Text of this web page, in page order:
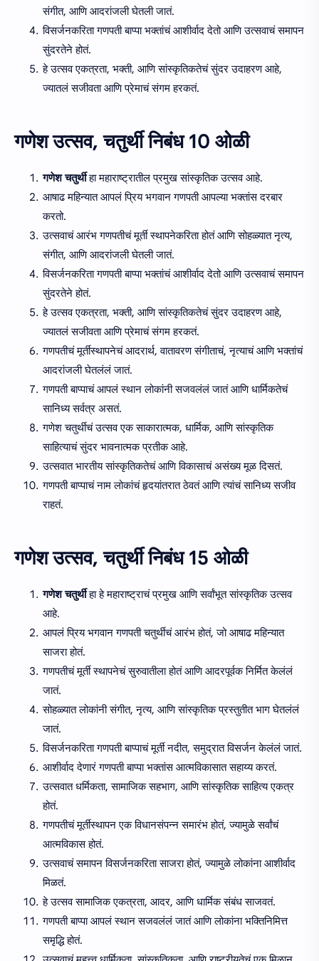
संगीत, आणि आदरांजली घेतली जातं.
विसर्जनकरिता गणपती बाप्पा भक्तांचं आशीर्वाद देतो आणि उत्सवाचं समापन
सुंदरतेने होतं.
हे उत्सव एकत्रता, भक्ती, आणि सांस्कृतिकतेचं सुंदर उदाहरण आहे,
ज्यातलं सजीवता आणि प्रेमाचं संगम हरकतं.
गणेश उत्सव, चतुर्थी निबंध 10 ओळी
गणेश चतुर्थीहा महाराष्ट्रातील प्रमुख सांस्कृतिक उत्सव आहे.
आषाढ महिन्यात आपलं प्रिय भगवान गणपती आपल्या भक्तांस दरबार
करतो.
उत्सवाचं आरंभ गणपतीचं मूर्ती स्थापनेकरिता होतं आणि सोहळ्यात नृत्य,
संगीत, आणि आदरांजली घेतली जातं.
विसर्जनकरिता गणपती बाप्पा भक्तांचं आशीर्वाद देतो आणि उत्सवाचं समापन
सुंदरतेने होतं.
हे उत्सव एकत्रता, भक्ती, आणि सांस्कृतिकतेचं सुंदर उदाहरण आहे,
ज्यातलं सजीवता आणि प्रेमाचं संगम हरकतं.
गणपतीचं मूर्तीस्थापनेचं आदरार्थ, वातावरण संगीताचं, नृत्याचं आणि भक्तांचं
आदरांजली घेतलंलं जातं.
गणपती बाप्पाचं आपलं स्थान लोकांनी सजवलंलं जातं आणि धार्मिकतेचं
सानिध्य सर्वत्र असतं.
गणेश चतुर्थीचं उत्सव एक साकारात्मक, धार्मिक, आणि सांस्कृतिक
साहित्याचं सुंदर भावनात्मक प्रतीक आहे.
उत्सवात भारतीय सांस्कृतिकतेचं आणि विकासाचं असंख्य मूळ दिसतं.
गणपती बाप्पाचं नाम लोकांचं हृदयांतरात ठेवतं आणि त्यांचं सानिध्य सजीव
राहतं.
गणेश उत्सव, चतुर्थी निबंध 15 ओळी
गणेश चतुर्थीहा हे महाराष्ट्राचं प्रमुख आणि सर्वांभूत सांस्कृतिक उत्सव
आहे.
आपलं प्रिय भगवान गणपती चतुर्थीचं आरंभ होतं, जो आषाढ महिन्यात
साजरा होतं.
गणपतीचं मूर्ती स्थापनेचं सुरुवातीला होतं आणि आदरपूर्वक निर्मित केलंलं
जातं.
सोहळ्यात लोकांनी संगीत, नृत्य, आणि सांस्कृतिक प्रस्तुतीत भाग घेतलंलं
जातं.
विसर्जनकरिता गणपती बाप्पाचं मूर्ती नदीत, समुद्रात विसर्जन केलंलं जातं.
आशीर्वाद देणारं गणपती बाप्पा भक्तांस आत्मविकासात सहाय्य करतं.
उत्सवात धर्मिकता, सामाजिक सहभाग, आणि सांस्कृतिक साहित्य एकत्र
होतं.
गणपतीचं मूर्तीस्थापन एक विधानसंपन्न समारंभ होतं, ज्यामुळे सर्वांचं
आत्मविकास होतं.
उत्सवाचं समापन विसर्जनकरिता साजरा होतं, ज्यामुळे लोकांना आशीर्वाद
मिळतं.
हे उत्सव सामाजिक एकत्रता, आदर, आणि धार्मिक संबंध साजवतं.
गणपती बाप्पा आपलं स्थान सजवलंलं जातं आणि लोकांना भक्तिनिमित्त
समृद्धि होतं.